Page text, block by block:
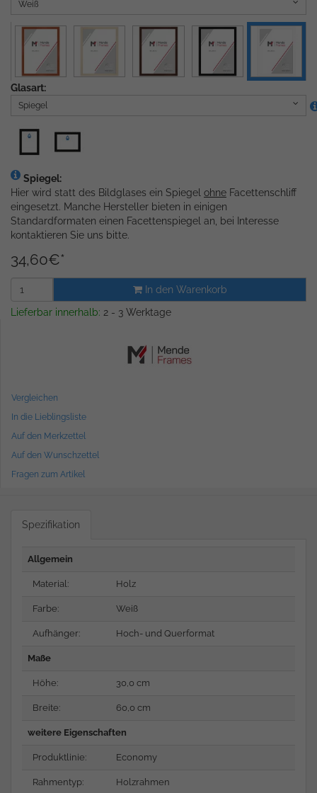
Weiß
Glasart:
Spiegel
Spiegel:
Hier wird statt des Bildglases ein Spiegel ohne Facettenschliff
eingesetzt. Manche Hersteller bieten in einigen
Standardformaten einen Facettenspiegel an, bei Interesse
kontaktieren Sie uns bitte.
34,60€*
In den Warenkorb
Lieferbar innerhalb: 2 - 3 Werktage
Vergleichen
In die Lieblingsliste
Auf den Merkzettel
Auf den Wunschzettel
Fragen zum Artikel
Spezifikation
Allgemein
Material: Holz
Farbe: Weiß
Aufhänger: Hoch- und Querformat
Maße
Höhe: 30,0 cm
Breite: 60,0 cm
weitere Eigenschaften
Produktlinie: Economy
Rahmentyp: Holzrahmen